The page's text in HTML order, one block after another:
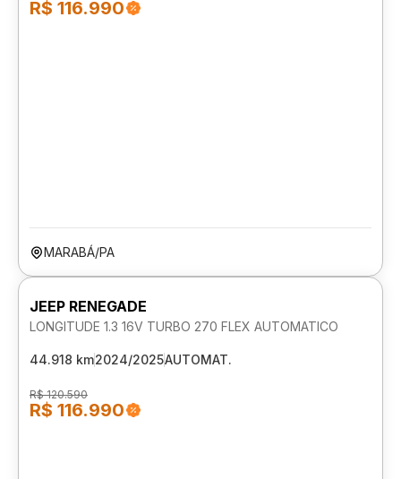
R$ 116.990
MARABÁ/PA
JEEP RENEGADE
LONGITUDE 1.3 16V TURBO 270 FLEX AUTOMATICO
44.918 km2024/2025AUTOMAT.
R$ 120.590
R$ 116.990